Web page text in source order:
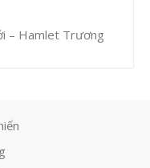
– Hamlet Trương